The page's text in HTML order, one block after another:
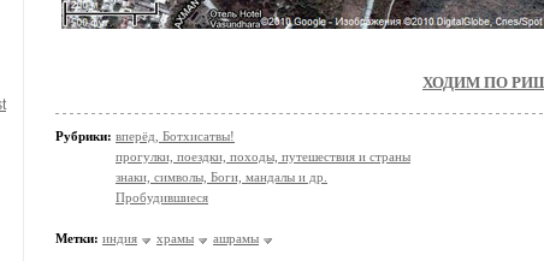
ХОДИМ ПО
Рубрики: вперёд, Ботхисатвы!
прогулки, поездки, походы, путешествия и страны
знаки, символы, Боги, мандалы и др.
Пробудившиеся
Метки: индия храмы ашрамы